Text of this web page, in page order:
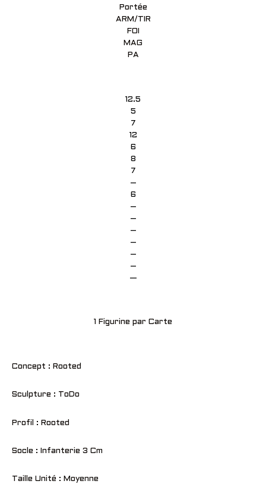
Portée
ARM/TIR
FOI
MAG
PA
12.5
5
7
12
6
8
7
–
6
–
–
–
–
–
–
—
1 Figurine par Carte
Concept : Rooted
Sculpture : ToDo
Profil : Rooted
Socle : Infanterie 3 Cm
Taille Unité : Moyenne